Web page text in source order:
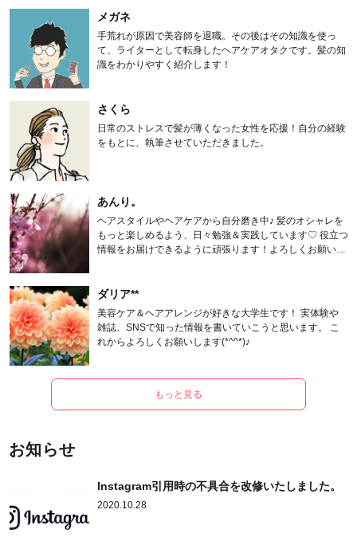
メガネ
手荒れが原因で美容師を退職。その後はその知識を使っ
て、ライターとして転身したヘアケアオタクです。髪の知
識をわかりやすく紹介します！
さくら
日常のストレスで髪が薄くなった女性を応援！自分の経験
をもとに、執筆させていただきました。
あんり。
ヘアスタイルやヘアケアから自分磨き中♪ 髪のオシャレを
もっと楽しめるよう、日々勉強＆実践しています♡ 役立つ
情報をお届けできるように頑張ります！よろしくお願いし
ダリア**
美容ケア＆ヘアアレンジが好きな大学生です！ 実体験や
雑誌、SNSで知った情報を書いていこうと思います。 こ
れからよろしくお願いします(*^^*)♪
もっと見る
お知らせ
Instagram引用時の不具合を改修いたしました。
2020.10.28